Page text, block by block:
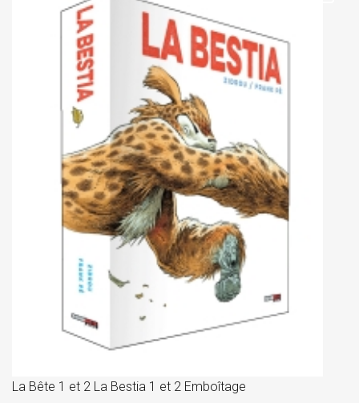
La Bête 1 et 2 La Bestia 1 et 2 Emboîtage